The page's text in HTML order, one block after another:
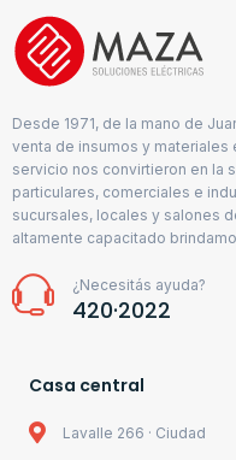
Desde 1971, de la mano de
venta de insumos y
servicio nos convirtieron en la
particulares, comerciales e
sucursales, locales y salones
altamente capacitado
¿Necesitás ayuda?
420·2022
Casa central
Lavalle 266 · Ciudad